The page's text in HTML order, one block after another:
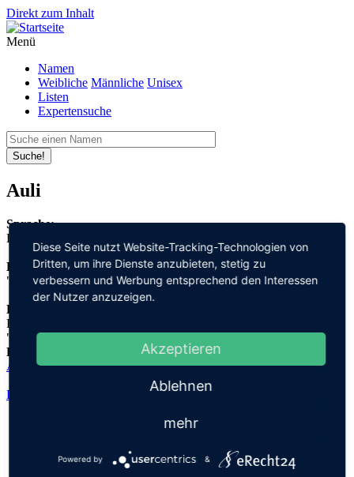
Direkt zum Inhalt
Menü
Namen
Weibliche Männliche Unisex
Listen
Expertensuche
Suche!
Auli
Sprache:
Finnisch
Bedeutung:
"bereitwillig"
Herleitung:
Finnisch,
"aulis"
Herkunftsname:
Aulis
Datenschutz
Diese Seite nutzt Website-Tracking-Technologien von
Dritten, um ihre Dienste anzubieten, stetig zu
verbessern und Werbung entsprechend den Interessen
der Nutzer anzuzeigen.
Akzeptieren
Ablehnen
mehr
Powered by &